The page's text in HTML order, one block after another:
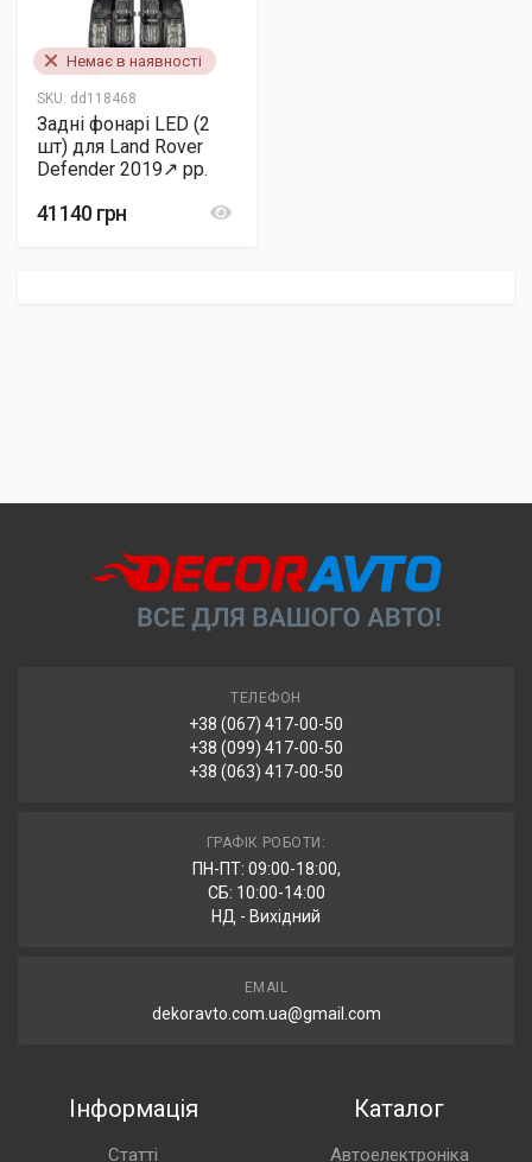
Немає в наявності
SKU: dd118468
Задні фонарі LED (2
шт) для Land Rover
Defender 2019↗︎ рр.
41140 грн
ТЕЛЕФОН
+38 (067) 417-00-50
+38 (099) 417-00-50
+38 (063) 417-00-50
ГРАФІК РОБОТИ:
ПН-ПТ: 09:00-18:00,
СБ: 10:00-14:00
НД - Вихідний
EMAIL
dekoravto.com.ua@gmail.com
Інформація
Статті
Каталог
Автоелектроніка